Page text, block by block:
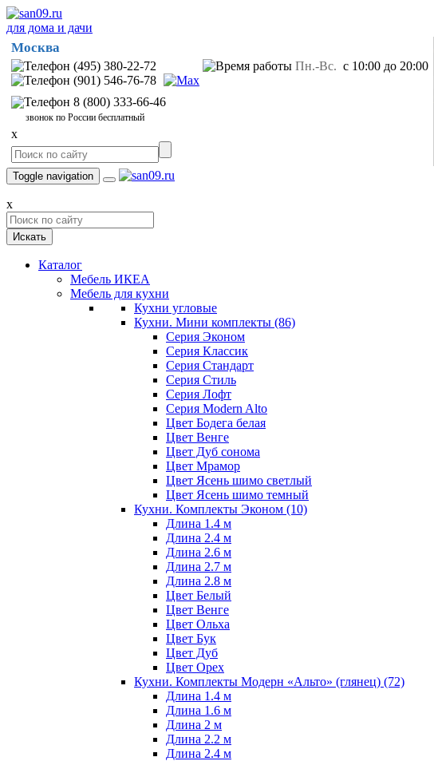
для дома и дачи
Москва
(495) 380-22-72
(901) 546-76-78
8 (800) 333-66-46
звонок по России бесплатный
Пн.-Вс. с 10:00 до 20:00
x
Toggle navigation
x
Искать
Каталог
Мебель ИКЕА
Мебель для кухни
Кухни угловые
Кухни. Мини комплекты (86)
Серия Эконом
Серия Классик
Серия Стандарт
Серия Стиль
Серия Лофт
Серия Modern Alto
Цвет Бодега белая
Цвет Венге
Цвет Дуб сонома
Цвет Мрамор
Цвет Ясень шимо светлый
Цвет Ясень шимо темный
Кухни. Комплекты Эконом (10)
Длина 1.4 м
Длина 2.4 м
Длина 2.6 м
Длина 2.7 м
Длина 2.8 м
Цвет Белый
Цвет Венге
Цвет Ольха
Цвет Бук
Цвет Дуб
Цвет Орех
Кухни. Комплекты Модерн «Альто» (глянец) (72)
Длина 1.4 м
Длина 1.6 м
Длина 2 м
Длина 2.2 м
Длина 2.4 м